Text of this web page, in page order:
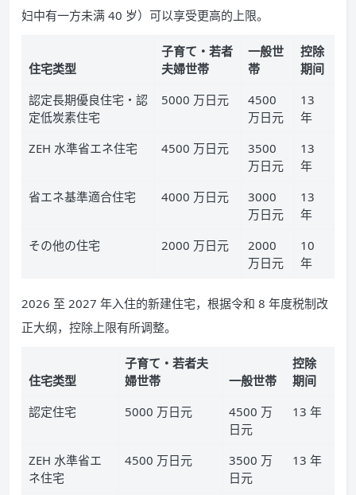
妇中有一方未满 40 岁）可以享受更高的上限。
住宅类型
子育て・若者
夫婦世帯
一般世
帯
控除
期间
認定長期優良住宅・認
定低炭素住宅
5000 万日元
4500
万日元
13
年
ZEH 水準省エネ住宅
4500 万日元
3500
万日元
13
年
省エネ基準適合住宅
4000 万日元
3000
万日元
13
年
その他の住宅
2000 万日元
2000
万日元
10
年
2026 至 2027 年入住的新建住宅，根据令和 8 年度税制改
正大纲，控除上限有所调整。
住宅类型
子育て・若者夫
婦世帯
一般世帯
控除
期间
認定住宅
5000 万日元
4500 万
日元
13 年
ZEH 水準省エ
ネ住宅
4500 万日元
3500 万
日元
13 年